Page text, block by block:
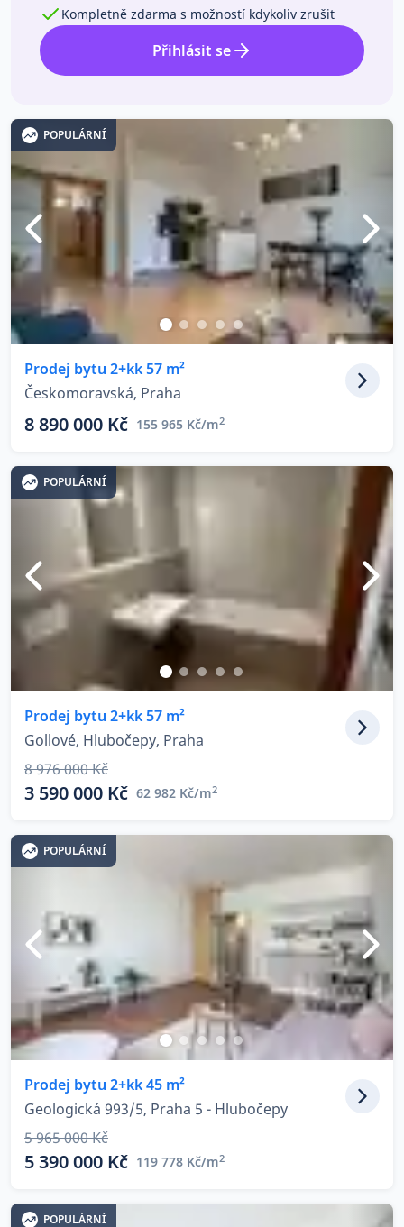
Kompletně zdarma s možností kdykoliv zrušit
Přihlásit se
POPULÁRNÍ
Prodej bytu 2+kk 57 m²
Českomoravská, Praha
8 890 000 Kč 155 965 Kč/m2
POPULÁRNÍ
Prodej bytu 2+kk 57 m²
Gollové, Hlubočepy, Praha
8 976 000 Kč
3 590 000 Kč 62 982 Kč/m2
POPULÁRNÍ
Prodej bytu 2+kk 45 m²
Geologická 993/5, Praha 5 - Hlubočepy
5 965 000 Kč
5 390 000 Kč 119 778 Kč/m2
POPULÁRNÍ